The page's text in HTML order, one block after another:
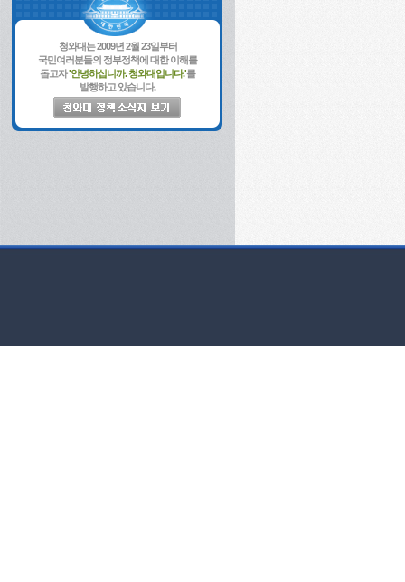
청와대는 2009년 2월 23일부터
국민여러분들의 정부정책에 대한 이해를
돕고자'안녕하십니까. 청와대입니다.'를
발행하고 있습니다.